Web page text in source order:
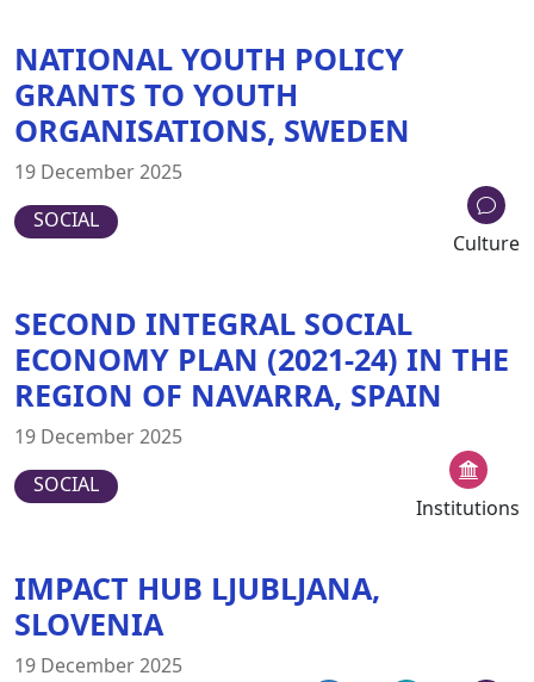
NATIONAL YOUTH POLICY
GRANTS TO YOUTH
ORGANISATIONS, SWEDEN
19 December 2025
SOCIAL
Culture
SECOND INTEGRAL SOCIAL
ECONOMY PLAN (2021-24) IN THE
REGION OF NAVARRA, SPAIN
19 December 2025
SOCIAL
Institutions
IMPACT HUB LJUBLJANA,
SLOVENIA
19 December 2025